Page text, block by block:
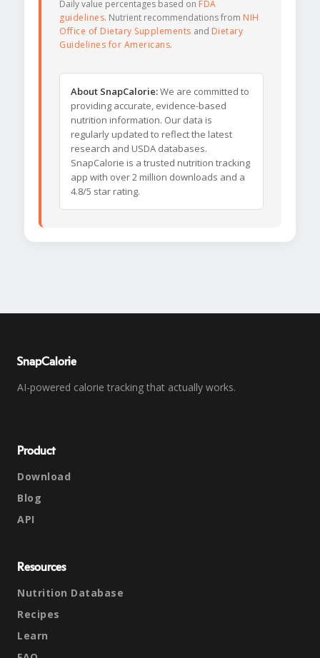
Daily value percentages based on FDA
guidelines. Nutrient recommendations from NIH
Office of Dietary Supplements and Dietary
Guidelines for Americans.
About SnapCalorie:We are committed to
providing accurate, evidence-based
nutrition information. Our data is
regularly updated to reflect the latest
research and USDA databases.
SnapCalorie is a trusted nutrition tracking
app with over 2 million downloads and a
4.8/5 star rating.
SnapCalorie
AI-powered calorie tracking that actually works.
Product
Download
Blog
API
Resources
Nutrition Database
Recipes
Learn